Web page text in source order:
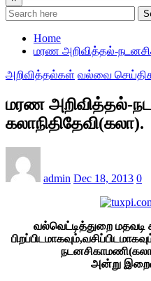
Home
மரண அறிவித்தல்-
அறிவித்தல்கள் வல்வை
மரண அறிவித்தல்-
கலாநிதிதேவி(கலா).
admin Dec 18, 2013 0
வல்வெட்டித்துறை
அன்று